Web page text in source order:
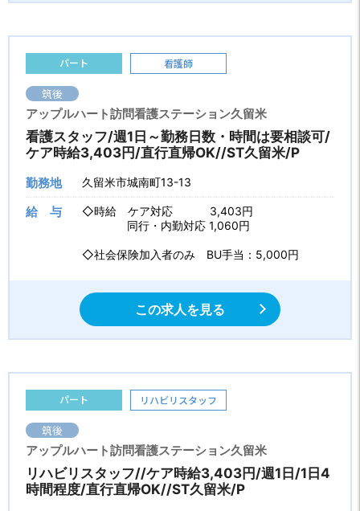
パート 看護師
筑後
アップルハート訪問看護ステーション久留米
看護スタッフ/週1日～勤務日数・時間は要相談可/
ケア時給3,403円/直行直帰OK//ST久留米/P
勤務地 久留米市城南町13-13
給 与
◇時給 ケア対応 3,403円
同行・内勤対応 1,060円
◇社会保険加入者のみ BU手当：5,000円
この求人を見る
パート リハビリスタッフ
筑後
アップルハート訪問看護ステーション久留米
リハビリスタッフ//ケア時給3,403円/週1日/1日4
時間程度/直行直帰OK//ST久留米/P